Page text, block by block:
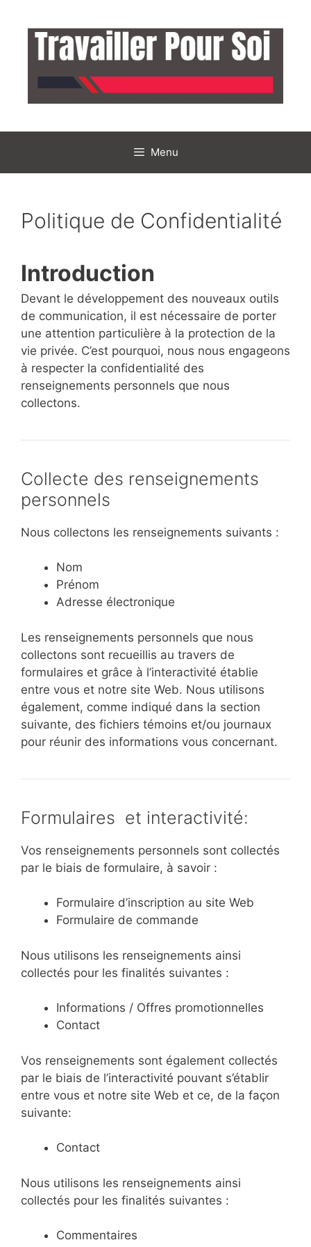
contenu
Menu
Politique de Confidentialité
Introduction
Devant le développement des nouveaux outils
de communication, il est nécessaire de porter
une attention particulière à la protection de la
vie privée. C’est pourquoi, nous nous engageons
à respecter la confidentialité des
renseignements personnels que nous
collectons.
Collecte des renseignements
personnels
Nous collectons les renseignements suivants :
Nom
Prénom
Adresse électronique
Les renseignements personnels que nous
collectons sont recueillis au travers de
formulaires et grâce à l’interactivité établie
entre vous et notre site Web. Nous utilisons
également, comme indiqué dans la section
suivante, des fichiers témoins et/ou journaux
pour réunir des informations vous concernant.
Formulaires et interactivité:
Vos renseignements personnels sont collectés
par le biais de formulaire, à savoir :
Formulaire d’inscription au site Web
Formulaire de commande
Nous utilisons les renseignements ainsi
collectés pour les finalités suivantes :
Informations / Offres promotionnelles
Contact
Vos renseignements sont également collectés
par le biais de l’interactivité pouvant s’établir
entre vous et notre site Web et ce, de la façon
suivante:
Contact
Nous utilisons les renseignements ainsi
collectés pour les finalités suivantes :
Commentaires